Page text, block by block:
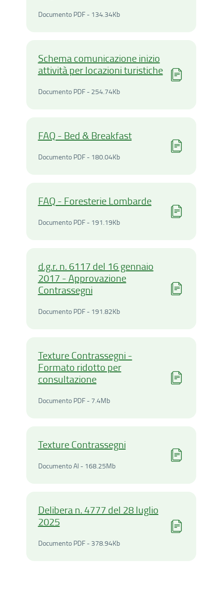
Documento PDF - 134.34KbDocumento PDF -
Schema comunicazione inizio
attività per locazioni turistiche
Documento PDF - 254.74KbDocumento PDF -
FAQ - Bed & Breakfast
Documento PDF - 180.04KbDocumento PDF -
FAQ - Foresterie Lombarde
Documento PDF - 191.19KbDocumento PDF -
d.g.r. n. 6117 del 16 gennaio
2017 - Approvazione
Contrassegni
Documento PDF - 191.82KbDocumento PDF -
Texture Contrassegni -
Formato ridotto per
consultazione
Documento PDF - 7.4MbDocumento PDF -
Texture Contrassegni
Documento AI - 168.25MbDocumento AI -
Delibera n. 4777 del 28 luglio
2025
Documento PDF - 378.94KbDocumento PDF -